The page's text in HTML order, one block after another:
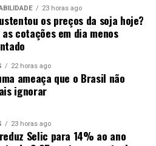
Rural Mato Grosso
equipes ganha
do Norte, a estratégia
23 horas ago
os preços da soja hoje?
cotações em dia menos
22 horas ago
ameaça que o Brasil não
ignorar
23 horas ago
Selic para 14% ao ano